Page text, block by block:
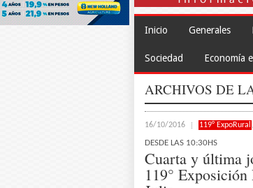
Inicio Generales
Sociedad Economía
ARCHIVOS DE
16/10/2016 119° ExpoRural ,
DESDE LAS 10:30HS
Cuarta y última
119°